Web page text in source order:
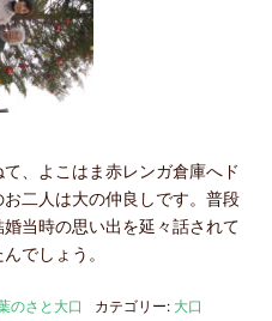
、よこはま赤レンガ倉庫へド
二人は大の仲良しです。普段
当時の思い出を延々話されて
でしょう。
のさと大口 カテゴリー: 大口